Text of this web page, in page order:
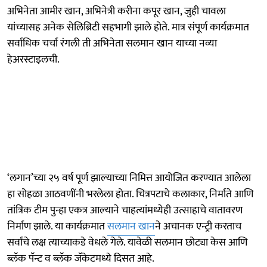
अभिनेता आमीर खान, अभिनेत्री करीना कपूर खान, जुही चावला
यांच्यासह अनेक सेलिब्रिटी सहभागी झाले होते. मात्र संपूर्ण कार्यक्रमात
सर्वाधिक चर्चा रंगली ती अभिनेता सलमान खान याच्या नव्या
हेअरस्टाइलची.
‘लगान’च्या २५ वर्ष पूर्ण झाल्याच्या निमित्त आयोजित करण्यात आलेला
हा सोहळा आठवणींनी भरलेला होता. चित्रपटाचे कलाकार, निर्माते आणि
तांत्रिक टीम पुन्हा एकत्र आल्याने चाहत्यांमध्येही उत्साहाचे वातावरण
निर्माण झाले. या कार्यक्रमातसलमान खानने अचानक एन्ट्री करताच
सर्वांचे लक्ष त्याच्याकडे वेधले गेले. यावेळी सलमान छोट्या केस आणि
ब्लॅक पॅन्ट व ब्लॅक जॅकेटमध्ये दिसत आहे.